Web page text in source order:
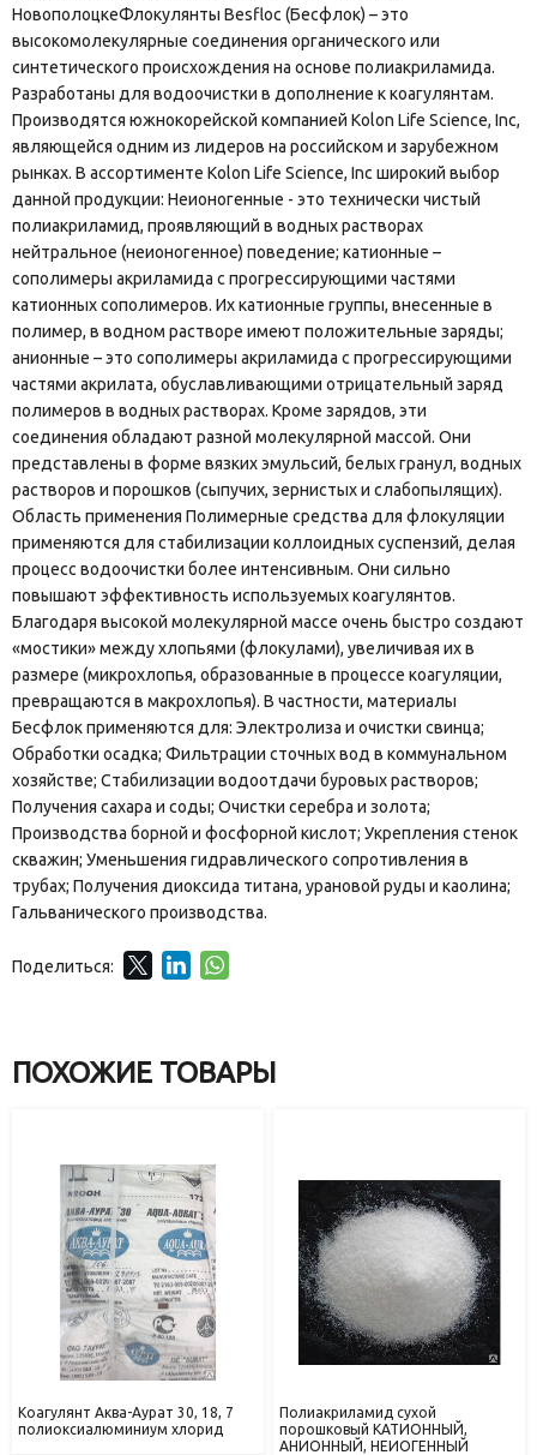
НовополоцкеФлокулянты Besfloc (Бесфлок) – это
высокомолекулярные соединения органического или
синтетического происхождения на основе полиакриламида.
Разработаны для водоочистки в дополнение к коагулянтам.
Производятся южнокорейской компанией Kolon Life Science, Inc,
являющейся одним из лидеров на российском и зарубежном
рынках. В ассортименте Kolon Life Science, Inc широкий выбор
данной продукции: Неионогенные - это технически чистый
полиакриламид, проявляющий в водных растворах
нейтральное (неионогенное) поведение; катионные –
сополимеры акриламида с прогрессирующими частями
катионных сополимеров. Их катионные группы, внесенные в
полимер, в водном растворе имеют положительные заряды;
анионные – это сополимеры акриламида с прогрессирующими
частями акрилата, обуславливающими отрицательный заряд
полимеров в водных растворах. Кроме зарядов, эти
соединения обладают разной молекулярной массой. Они
представлены в форме вязких эмульсий, белых гранул, водных
растворов и порошков (сыпучих, зернистых и слабопылящих).
Область применения Полимерные средства для флокуляции
применяются для стабилизации коллоидных суспензий, делая
процесс водоочистки более интенсивным. Они сильно
повышают эффективность используемых коагулянтов.
Благодаря высокой молекулярной массе очень быстро создают
«мостики» между хлопьями (флокулами), увеличивая их в
размере (микрохлопья, образованные в процессе коагуляции,
превращаются в макрохлопья). В частности, материалы
Бесфлок применяются для: Электролиза и очистки свинца;
Обработки осадка; Фильтрации сточных вод в коммунальном
хозяйстве; Стабилизации водоотдачи буровых растворов;
Получения сахара и соды; Очистки серебра и золота;
Производства борной и фосфорной кислот; Укрепления стенок
скважин; Уменьшения гидравлического сопротивления в
трубах; Получения диоксида титана, урановой руды и каолина;
Гальванического производства.
Поделиться:
ПОХОЖИЕ ТОВАРЫ
Коагулянт Аква-Аурат 30, 18, 7
полиоксиалюминиум хлорид
Полиакриламид сухой
порошковый КАТИОННЫЙ,
АНИОННЫЙ, НЕИОГЕННЫЙ